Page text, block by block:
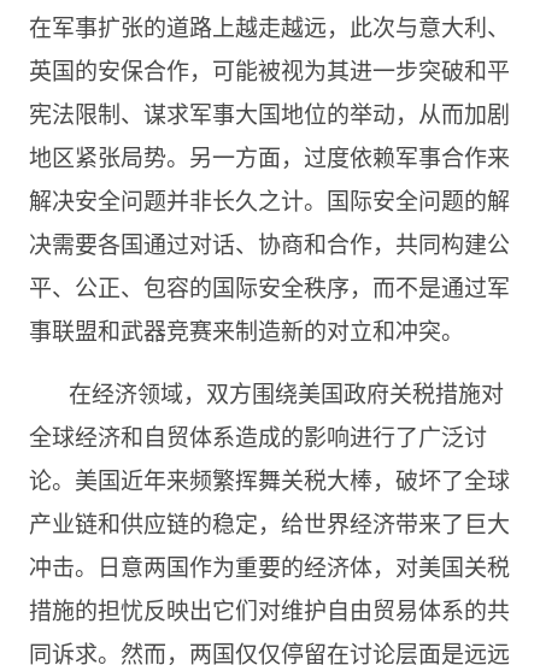
在军事扩张的道路上越走越远，此次与意大利、
英国的安保合作，可能被视为其进一步突破和平
宪法限制、谋求军事大国地位的举动，从而加剧
地区紧张局势。另一方面，过度依赖军事合作来
解决安全问题并非长久之计。国际安全问题的解
决需要各国通过对话、协商和合作，共同构建公
平、公正、包容的国际安全秩序，而不是通过军
事联盟和武器竞赛来制造新的对立和冲突。
在经济领域，双方围绕美国政府关税措施对
全球经济和自贸体系造成的影响进行了广泛讨
论。美国近年来频繁挥舞关税大棒，破坏了全球
产业链和供应链的稳定，给世界经济带来了巨大
冲击。日意两国作为重要的经济体，对美国关税
措施的担忧反映出它们对维护自由贸易体系的共
同诉求。然而，两国仅仅停留在讨论层面是远远